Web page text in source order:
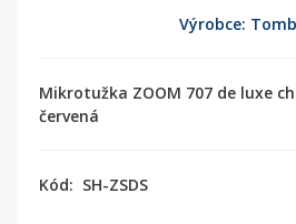
Výrobce:
Mikrotužka ZOOM 707 de luxe
červená
Kód: SH-ZSDS